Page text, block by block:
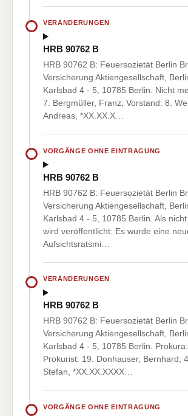
VERÄNDERUNGEN
HRB 90762 B
HRB 90762 B: Feuersozietät Berlin
Versicherung Aktiengesellschaft,
Karlsbad 4 - 5, 10785 Berlin. Nicht
7. Bergmüller, Franz; Vorstand: 8.
Andreas, *XX.XX.X…
VORGÄNGE OHNE EINTRAGUNG
HRB 90762 B
HRB 90762 B: Feuersozietät Berlin
Versicherung Aktiengesellschaft,
Karlsbad 4 - 5, 10785 Berlin. Als
wird veröffentlicht: Es wurde eine
Aufsichtsratsmi…
VERÄNDERUNGEN
HRB 90762 B
HRB 90762 B: Feuersozietät Berlin
Versicherung Aktiengesellschaft,
Karlsbad 4 - 5, 10785 Berlin.
Prokurist: 19. Donhauser, Bernhard;
Stefan, *XX.XX.XXXX…
VORGÄNGE OHNE EINTRAGUNG